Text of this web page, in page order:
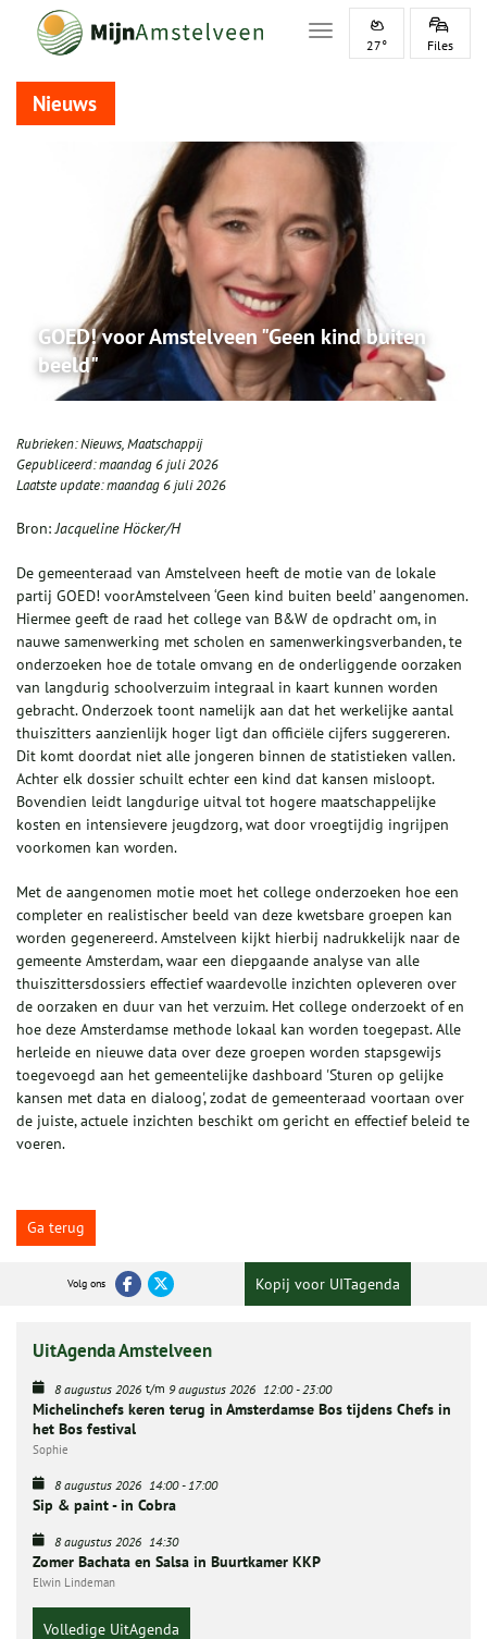
Toggle navigation
27° Files
Nieuws
GOED! voor Amstelveen "Geen kind buiten
beeld"
Rubrieken:Nieuws,Maatschappij
Gepubliceerd:maandag 6 juli 2026
Laatste update:maandag 6 juli 2026
Bron:Jacqueline Höcker/H
De gemeenteraad van Amstelveen heeft de motie van de lokale
partij GOED! voorAmstelveen ‘Geen kind buiten beeld’ aangenomen.
Hiermee geeft de raad het college van B&W de opdracht om, in
nauwe samenwerking met scholen en samenwerkingsverbanden, te
onderzoeken hoe de totale omvang en de onderliggende oorzaken
van langdurig schoolverzuim integraal in kaart kunnen worden
gebracht. Onderzoek toont namelijk aan dat het werkelijke aantal
thuiszitters aanzienlijk hoger ligt dan officiële cijfers suggereren.
Dit komt doordat niet alle jongeren binnen de statistieken vallen.
Achter elk dossier schuilt echter een kind dat kansen misloopt.
Bovendien leidt langdurige uitval tot hogere maatschappelijke
kosten en intensievere jeugdzorg, wat door vroegtijdig ingrijpen
voorkomen kan worden.
Met de aangenomen motie moet het college onderzoeken hoe een
completer en realistischer beeld van deze kwetsbare groepen kan
worden gegenereerd. Amstelveen kijkt hierbij nadrukkelijk naar de
gemeente Amsterdam, waar een diepgaande analyse van alle
thuiszittersdossiers effectief waardevolle inzichten opleveren over
de oorzaken en duur van het verzuim. Het college onderzoekt of en
hoe deze Amsterdamse methode lokaal kan worden toegepast. Alle
herleide en nieuwe data over deze groepen worden stapsgewijs
toegevoegd aan het gemeentelijke dashboard 'Sturen op gelijke
kansen met data en dialoog', zodat de gemeenteraad voortaan over
de juiste, actuele inzichten beschikt om gericht en effectief beleid te
voeren.
Ga terug
Volg ons Kopij voor UITagenda
UitAgenda Amstelveen
8 augustus 2026 t/m 9 augustus 2026 12:00-23:00
Michelinchefs keren terug in Amsterdamse Bos tijdens Chefs in
het Bos festival
Sophie
8 augustus 2026 14:00-17:00
Sip & paint - in Cobra
8 augustus 2026 14:30
Zomer Bachata en Salsa in Buurtkamer KKP
Elwin Lindeman
Volledige UitAgenda